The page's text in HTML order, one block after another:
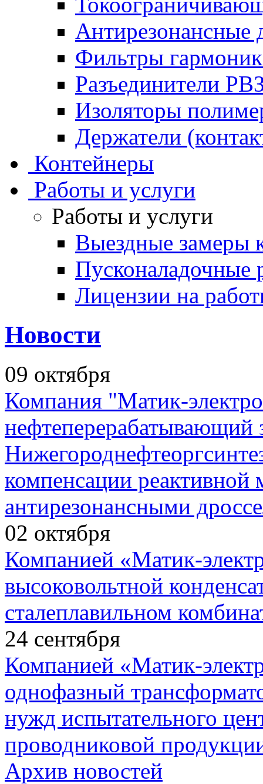
Антирезонансные
Фильтры
Разъединители
Изоляторы
Держатели
Контейнеры
Работы и услуги
Работы и услуги
Выездные замеры
Лицензии на
Новости
09 октября
Компания "Матик-
компенсации
антирезонансными
02 октября
Компанией «Матик-
высоковольтной
сталеплавильном
24 сентября
Компанией «Матик-
однофазный
нужд испытательного
проводниковой
Архив новостей